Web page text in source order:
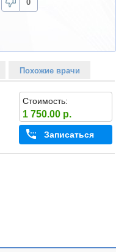
0
Похожие врачи
Стоимость:
1 750.00 р.
Записаться